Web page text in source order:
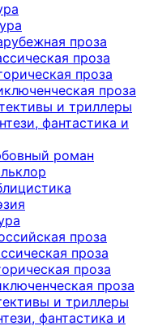
проза
проза
проза
проза
и триллеры
фантастика и
роман
проза
проза
проза
проза
и триллеры
фантастика и